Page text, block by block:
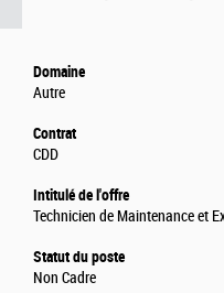
Domaine
Autre
Contrat
CDD
Intitulé de l'offre
Technicien de Maintenance et
Statut du poste
Non Cadre